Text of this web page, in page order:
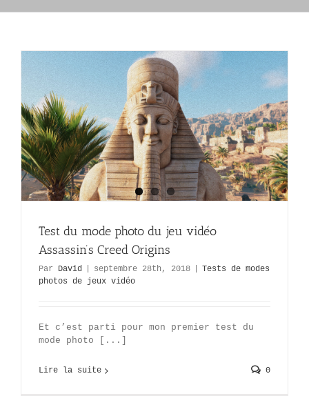
Test du mode photo du jeu vidéo
Assassin’s Creed Origins
Par David septembre 28th, 2018
Tests de modes
photos de jeux vidéo
Et c’est parti pour mon premier test du
mode photo [...]
Lire la suite 0